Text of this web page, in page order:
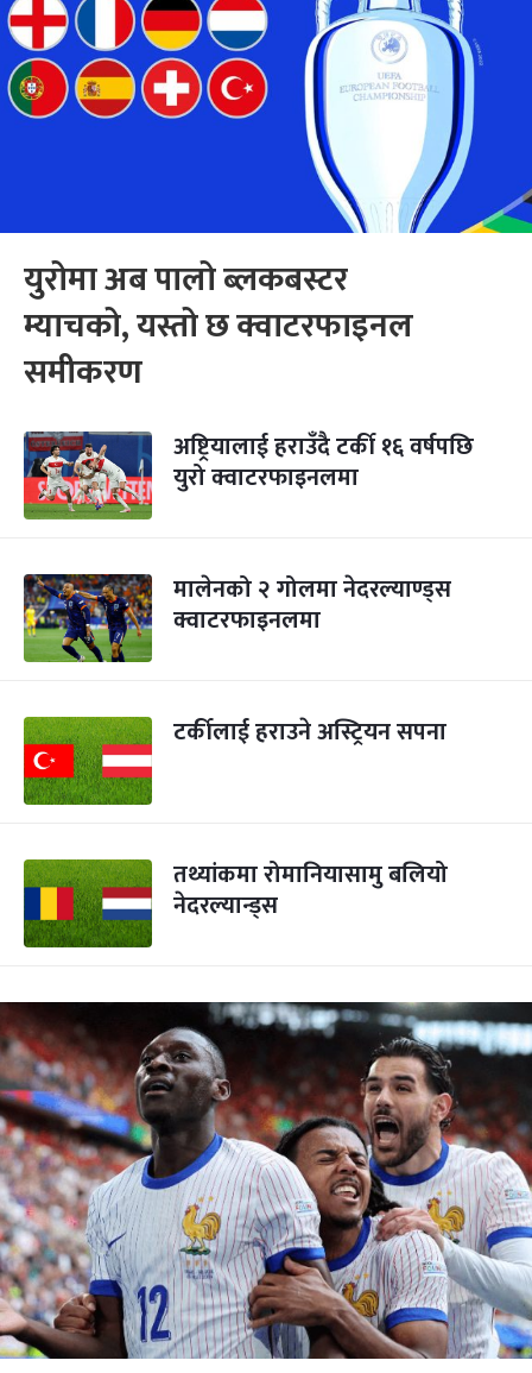
युरोमा अब पालो ब्लकबस्टर
म्याचको, यस्तो छ क्वाटरफाइनल
समीकरण
अष्ट्रियालाई हराउँदै टर्की १६ वर्षपछि
युरो क्वाटरफाइनलमा
मालेनको २ गोलमा नेदरल्याण्ड्स
क्वाटरफाइनलमा
टर्कीलाई हराउने अस्ट्रियन सपना
तथ्यांकमा रोमानियासामु बलियो
नेदरल्यान्ड्स